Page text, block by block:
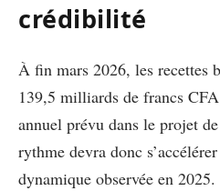
crédibilité
À fin mars 2026, les recettes
139,5 milliards de francs
annuel prévu dans le projet
rythme devra donc
dynamique observée en 2025.